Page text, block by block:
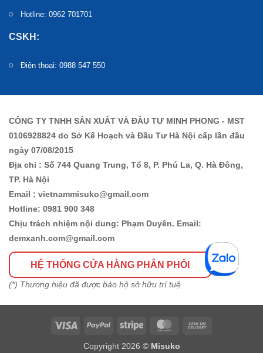
Hotline: 0962 701701
CSKH:
Điện thoại: 0988 547 550
CÔNG TY TNHH SẢN XUẤT VÀ ĐẦU TƯ MINH PHONG - MST
0106928824 do Sở Kế Hoạch và Đầu Tư Hà Nội cấp lần đầu
ngày 07/08/2015
Địa chỉ : Số 744 Quang Trung, Tổ 8, P. Phú La, Q. Hà Đông,
TP. Hà Nội
Email : vietnammisuko@gmail.com
Hotline: 0981 900 348
Chịu trách nhiệm nội dung: Phạm Duyên. Email:
demxanh.com@gmail.com
HỆ THỐNG CỬA HÀNG PHÂN PHỐI
(*) Thương hiệu đã được bảo hộ sở hữu trí tuệ
Visa PayPal Stripe MasterCard
Copyright 2026 © Misuko